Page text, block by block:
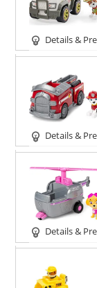
Details &
Details &
Details &